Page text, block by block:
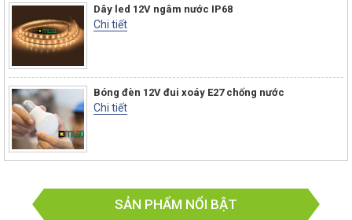
Dây led 12V ngâm nước IP68
Chi tiết
Bóng đèn 12V đui xoáy E27 chống nước
Chi tiết
SẢN PHẨM NỔI BẬT